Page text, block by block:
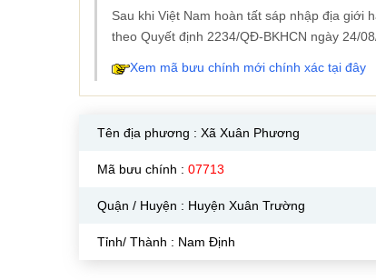
Sau khi Việt Nam hoàn tất sáp nhập địa giới
theo Quyết định 2234/QĐ-BKHCN ngày 24/
Xem mã bưu chính mới chính xác tại đây
Tên địa phương : Xã Xuân Phương
Mã bưu chính : 07713
Quận / Huyện : Huyện Xuân Trường
Tỉnh/ Thành : Nam Định